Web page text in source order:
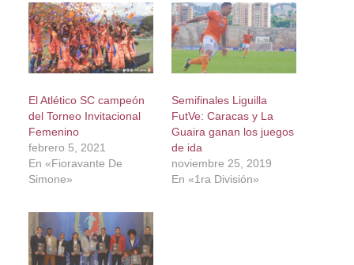
El Atlético SC campeón
del Torneo Invitacional
Femenino
febrero 5, 2021
En «Fioravante De
Simone»
Semifinales Liguilla
FutVe: Caracas y La
Guaira ganan los juegos
de ida
noviembre 25, 2019
En «1ra División»